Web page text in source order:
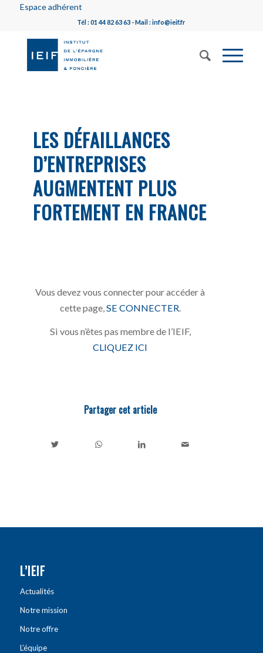
Espace adhérent
Tél : 01 44 82 63 63 - Mail : info@ieif.fr
LES DÉFAILLANCES
D’ENTREPRISES
AUGMENTENT PLUS
FORTEMENT EN FRANCE
Vous devez vous connecter pour accéder à
cette page, SE CONNECTER
Si vous n’êtes pas membre de l’IEIF,
CLIQUEZ ICI
Partager cet article
L’IEIF
Actualités
Notre mission
Notre offre
L’équipe